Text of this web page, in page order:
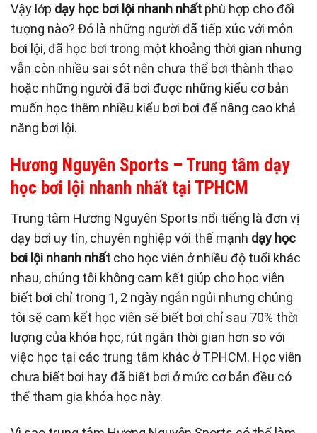
Vậy lớp dạy học bơi lội nhanh nhất phù hợp cho đối
tượng nào? Đó là những người đã tiếp xúc với môn
bơi lội, đã học bơi trong một khoảng thời gian nhưng
vẫn còn nhiều sai sót nên chưa thể bơi thành thạo
hoặc những người đã bơi được những kiểu cơ bản
muốn học thêm nhiều kiểu bơi bơi để nâng cao khả
năng bơi lội.
Hương Nguyên Sports – Trung tâm dạy
học bơi lội nhanh nhất tại TPHCM
Trung tâm Hương Nguyên Sports nổi tiếng là đơn vị
dạy bơi uy tín, chuyên nghiệp với thế mạnh dạy học
bơi lội nhanh nhất cho học viên ở nhiều độ tuổi khác
nhau, chúng tôi không cam kết giúp cho học viên
biết bơi chỉ trong 1, 2 ngày ngắn ngủi nhưng chúng
tôi sẽ cam kết học viên sẽ biết bơi chỉ sau 70% thời
lượng của khóa học, rút ngắn thời gian hơn so với
việc học tại các trung tâm khác ở TPHCM. Học viên
chưa biết bơi hay đã biết bơi ở mức cơ bản đều có
thể tham gia khóa học này.